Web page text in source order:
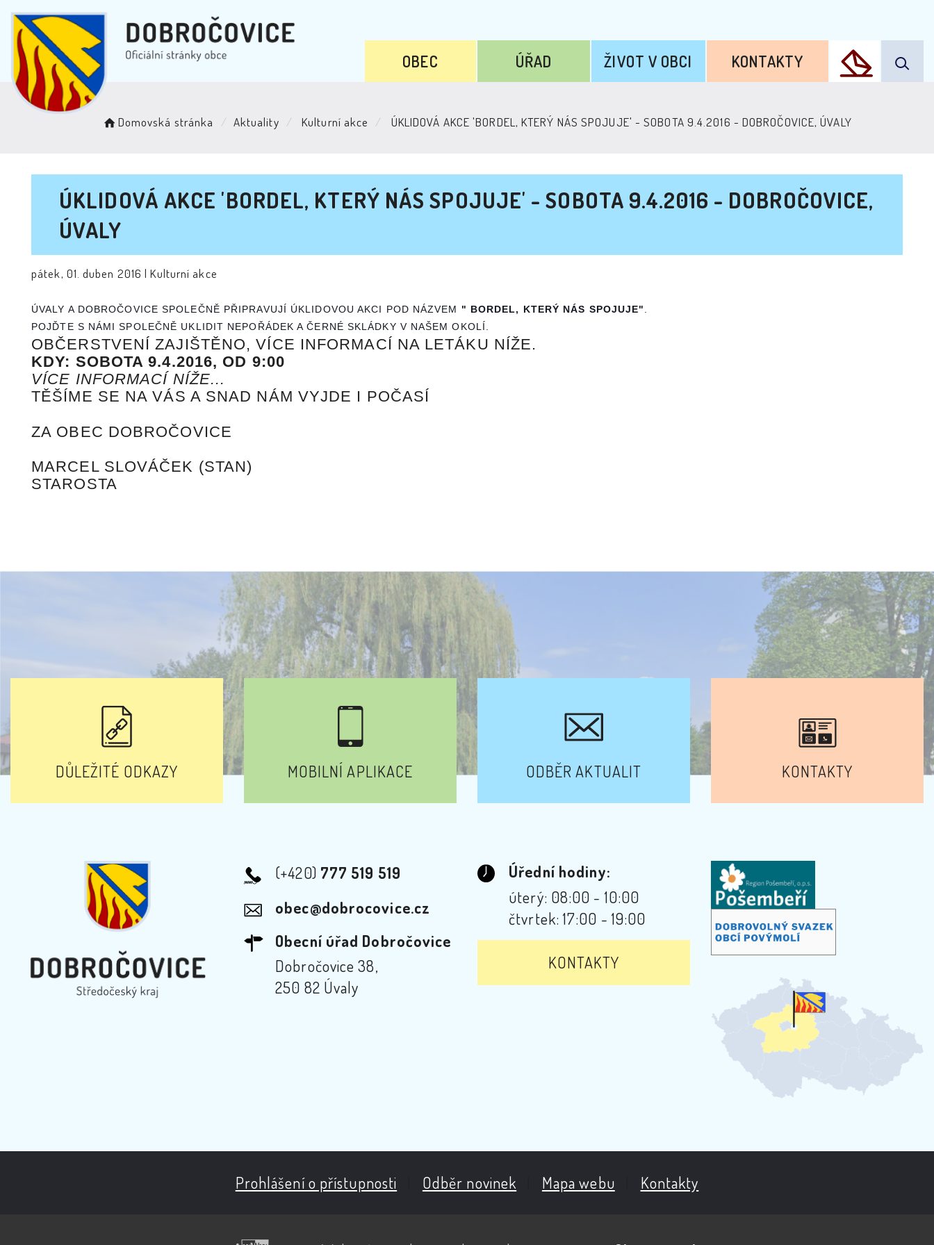
OBEC ÚŘAD ŽIVOT V OBCI KONTAKTY
Domovská stránka Aktuality Kulturní akce ÚKLIDOVÁ AKCE 'BORDEL, KTERÝ NÁS SPOJUJE' - SOBOTA 9.4.2016 - DOBROČOVICE, ÚVALY
ÚKLIDOVÁ AKCE 'BORDEL, KTERÝ NÁS SPOJUJE' - SOBOTA 9.4.2016 - DOBROČOVICE,
ÚVALY
pátek, 01. duben 2016 |Kulturní akce
ÚVALY A DOBROČOVICE SPOLEČNĚ PŘIPRAVUJÍ ÚKLIDOVOU AKCI POD NÁZVEM " BORDEL, KTERÝ NÁS SPOJUJE"
POJĎTE S NÁMI SPOLEČNĚ UKLIDIT NEPOŘÁDEK A ČERNÉ SKLÁDKY V NAŠEM OKOLÍ.
OBČERSTVENÍ ZAJIŠTĚNO, VÍCE INFORMACÍ NA LETÁKU NÍŽE.
KDY: SOBOTA 9.4.2016, OD 9:00
VÍCE INFORMACÍ NÍŽE...
TĚŠÍME SE NA VÁS A SNAD NÁM VYJDE I POČASÍ
ZA OBEC DOBROČOVICE
MARCEL SLOVÁČEK (STAN)
STAROSTA
DŮLEŽITÉ ODKAZY MOBILNÍ APLIKACE ODBĚR AKTUALIT KONTAKTY
(+420) 777 519 519
obec@dobrocovice.cz
Obecní úřad Dobročovice
Dobročovice 38,
250 82 Úvaly
Úřední hodiny:
úterý: 08:00 - 10:00
čtvrtek: 17:00 - 19:00
KONTAKTY
Prohlášení o přístupnosti Odběr novinek Mapa webu Kontakty